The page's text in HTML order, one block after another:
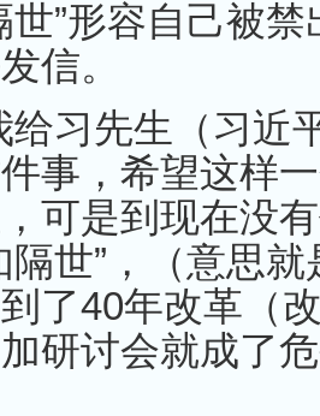
世”形容自己被
信。
给习先生（习近
事，希望这样
可是到现在没
隔世”，（意思
了40年改革（
研讨会就成了